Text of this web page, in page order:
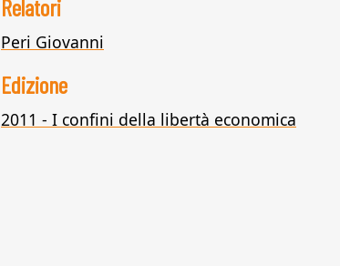
Relatori
Peri Giovanni
Edizione
2011 - I confini della libertà economica